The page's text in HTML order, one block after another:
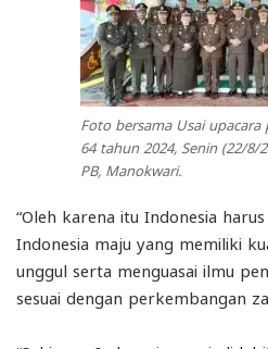
Foto bersama Usai upacara
64 tahun 2024, Senin (22/8/
PB, Manokwari.
“Oleh karena itu Indonesia
Indonesia maju yang memiliki
unggul serta menguasai ilmu
sesuai dengan perkembangan